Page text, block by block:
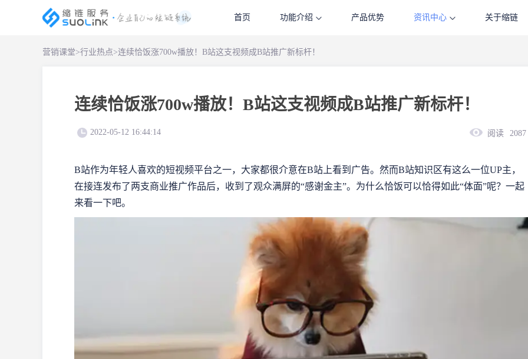
首页 功能介绍 产品优势 资讯中心 关于缩链
营销课堂>行业热点>连续恰饭涨700w播放！B站这支视频成B站推广新标杆！
连续恰饭涨700w播放！B站这支视频成B站推广新标杆！
2022-05-12 16:44:14 阅读 2087
B站作为年轻人喜欢的短视频平台之一，大家都很介意在B站上看到广告。然而B站知识区有这么一位UP主，
在接连发布了两支商业推广作品后，收到了观众满屏的“感谢金主”。为什么恰饭可以恰得如此“体面”呢？一起
来看一下吧。